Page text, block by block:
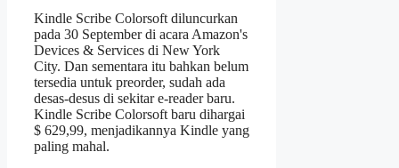
Kindle Scribe Colorsoft diluncurkan
pada 30 September di acara Amazon's
Devices & Services di New York
City. Dan sementara itu bahkan belum
tersedia untuk preorder, sudah ada
desas-desus di sekitar e-reader baru.
Kindle Scribe Colorsoft baru dihargai
$ 629,99, menjadikannya Kindle yang
paling mahal.